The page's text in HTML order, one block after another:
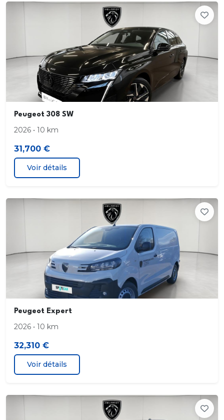
Peugeot 308 SW
2026 • 10 km
31,700 €
Voir détails
Peugeot Expert
2026 • 10 km
32,310 €
Voir détails